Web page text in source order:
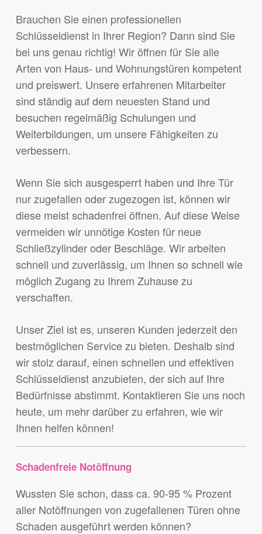
Brauchen Sie einen professionellen
Schlüsseldienst in Ihrer Region? Dann sind Sie
bei uns genau richtig! Wir öffnen für Sie alle
Arten von Haus- und Wohnungstüren kompetent
und preiswert. Unsere erfahrenen Mitarbeiter
sind ständig auf dem neuesten Stand und
besuchen regelmäßig Schulungen und
Weiterbildungen, um unsere Fähigkeiten zu
verbessern.
Wenn Sie sich ausgesperrt haben und Ihre Tür
nur zugefallen oder zugezogen ist, können wir
diese meist schadenfrei öffnen. Auf diese Weise
vermeiden wir unnötige Kosten für neue
Schließzylinder oder Beschläge. Wir arbeiten
schnell und zuverlässig, um Ihnen so schnell wie
möglich Zugang zu Ihrem Zuhause zu
verschaffen.
Unser Ziel ist es, unseren Kunden jederzeit den
bestmöglichen Service zu bieten. Deshalb sind
wir stolz darauf, einen schnellen und effektiven
Schlüsseldienst anzubieten, der sich auf Ihre
Bedürfnisse abstimmt. Kontaktieren Sie uns noch
heute, um mehr darüber zu erfahren, wie wir
Ihnen helfen können!
Schadenfreie Notöffnung
Wussten Sie schon, dass ca. 90-95 % Prozent
aller Notöffnungen von zugefallenen Türen ohne
Schaden ausgeführt werden können?